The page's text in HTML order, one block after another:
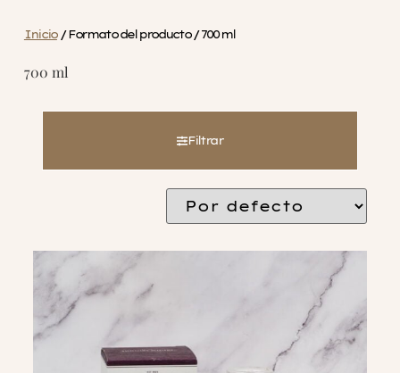
Inicio/ Formato del producto / 700 ml
700 ml
Filtrar